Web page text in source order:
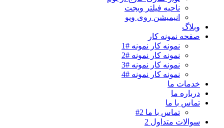
ناحیه فیلتر ویجت
انیمیشن روی ویو
وبلاگ
صفحه نمونه کار
نمونه کار نمونه #1
نمونه کار نمونه #2
نمونه کار نمونه #3
نمونه کار نمونه #4
خدمات ما
درباره ما
تماس با ما
تماس با ما 2#
سوالات متداول 2